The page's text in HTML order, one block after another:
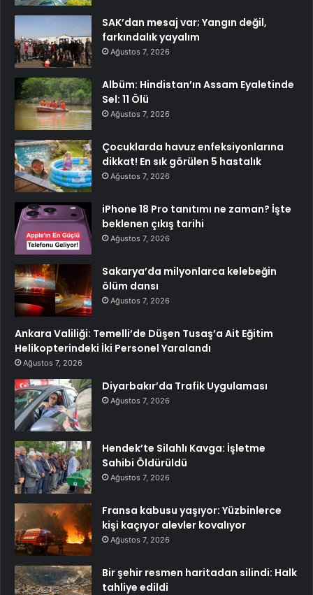
SAK’dan mesaj var; Yangın değil,
farkındalık yayalım
Ağustos 7, 2026
Albüm: Hindistan’ın Assam Eyaletinde
Sel: 11 Ölü
Ağustos 7, 2026
Çocuklarda havuz enfeksiyonlarına
dikkat! En sık görülen 5 hastalık
Ağustos 7, 2026
iPhone 18 Pro tanıtımı ne zaman? İşte
beklenen çıkış tarihi
Ağustos 7, 2026
Sakarya’da milyonlarca kelebeğin
ölüm dansı
Ağustos 7, 2026
Ankara Valiliği: Temelli’de Düşen Tusaş’a Ait Eğitim
Helikopterindeki İki Personel Yaralandı
Ağustos 7, 2026
Diyarbakır’da Trafik Uygulaması
Ağustos 7, 2026
Hendek’te Silahlı Kavga: İşletme
Sahibi Öldürüldü
Ağustos 7, 2026
Fransa kabusu yaşıyor: Yüzbinlerce
kişi kaçıyor alevler kovalıyor
Ağustos 7, 2026
Bir şehir resmen haritadan silindi: Halk
tahliye edildi